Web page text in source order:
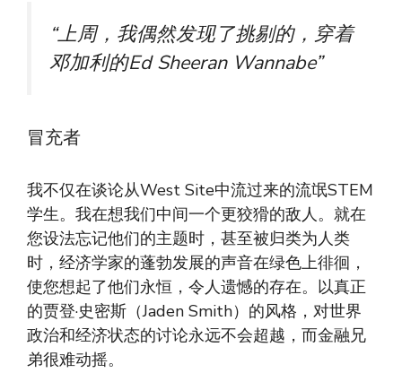
“上周，我偶然发现了挑剔的，穿着
邓加利的Ed Sheeran Wannabe”
冒充者
我不仅在谈论从West Site中流过来的流氓STEM
学生。我在想我们中间一个更狡猾的敌人。就在
您设法忘记他们的主题时，甚至被归类为人类
时，经济学家的蓬勃发展的声音在绿色上徘徊，
使您想起了他们永恒，令人遗憾的存在。以真正
的贾登·史密斯（Jaden Smith）的风格，对世界
政治和经济状态的讨论永远不会超越，而金融兄
弟很难动摇。